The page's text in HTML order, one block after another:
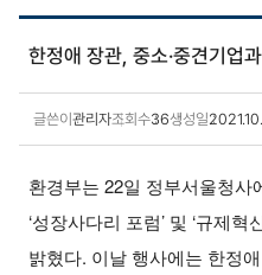
한정애 장관, 중소·중견기업
글쓴이 관리자조회수36생성일
환경부는 22일 정부서울청
‘성장사다리 포럼’ 및 ‘규제혁
밝혔다. 이날 행사에는 한정